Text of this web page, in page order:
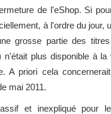
de l'eShop. Si
à l'ordre du jour,
grosse partie des
n'était plus disponible à
A priori cela
mai 2011.
et inexpliqué pour